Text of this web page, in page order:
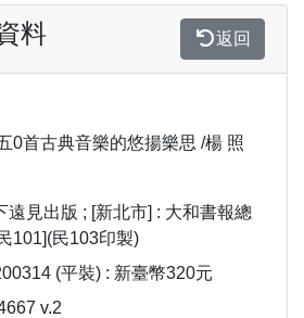
料 返回
0首古典音樂的悠揚樂思 /楊 照
遠見出版 ; [新北市] : 大和書報總
101](民103印製)
(平裝) : 新臺幣320元
v.2